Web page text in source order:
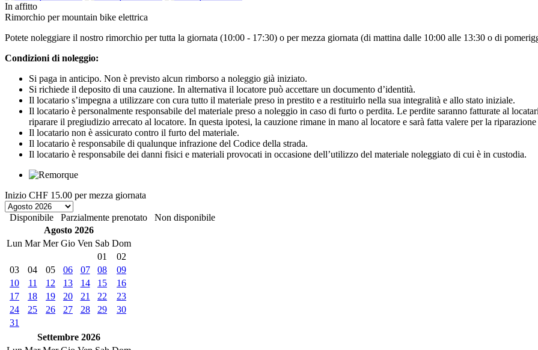
In affitto
Rimorchio per mountain bike elettrica
Potete noleggiare il nostro rimorchio per tutta la giornata (10:00 - 17:30) o per mezza giornata (di mattina dalle 10:00 alle 13:30 o di
Condizioni di noleggio:
Si paga in anticipo. Non è previsto alcun rimborso a noleggio già iniziato.
Si richiede il deposito di una cauzione. In alternativa il locatore può accettare un documento d’identità.
Il locatario s’impegna a utilizzare con cura tutto il materiale preso in prestito e a restituirlo nella sua integralità e allo stato iniziale.
Il locatario è personalmente responsabile del materiale preso a noleggio in caso di furto o perdita. Le perdite saranno fatturate al
riparare il pregiudizio arrecato al locatore. In questa ipotesi, la cauzione rimane in mano al locatore e sarà fatta valere per la
Il locatario non è assicurato contro il furto del materiale.
Il locatario è responsabile di qualunque infrazione del Codice della strada.
Il locatario è responsabile dei danni fisici e materiali provocati in occasione dell’utilizzo del materiale noleggiato di cui è in custodia.
Inizio CHF 15.00 per mezza giornata
Disponibile Parzialmente prenotato
Non disponibile
Agosto 2026
Lun Mar Mer Gio Ven Sab Dom
01
02
03
04 05 06 07 08
09
10
11 12 13 14 15
16
17
18 19 20 21 22
23
24
25 26 27 28 29
30
31
Settembre 2026